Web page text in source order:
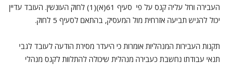
העבירה וחל עליה קנס על פי סעיף 61(א)(1) לחוק העונשין. העובד עדיין
יכול להגיש תביעה אזרחית מול המעסיק, בהתאם לסעיף 5 לחוק.
תקנות העבירות המנהליות אומרות כי היעדר מסירת הודעה לעובד לגבי
תנאי עבודתו נחשבת כעבירה מנהלית שיכולה להתלוות לקנס מנהלי